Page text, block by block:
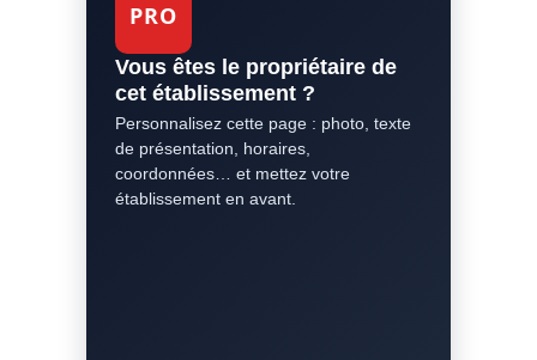
PRO
Vous êtes le propriétaire de
cet établissement ?
Personnalisez cette page : photo, texte
de présentation, horaires,
coordonnées… et mettez votre
établissement en avant.